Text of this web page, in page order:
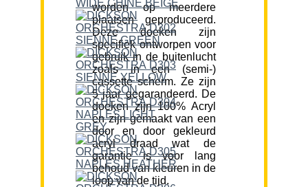
worden op meerdere
plaatsen geproduceerd.
Deze doeken zijn
specifiek ontworpen voor
gebruik in de buitenlucht
zoals in een (semi-)
cassette scherm. Ze zijn
5 jaar gegarandeerd. De
doeken zijn 100% Acryl
en zijn gemaakt van een
door en door gekleurd
acryl draad wat de
garantie is voor lang
behoud van kleuren in de
loop van de tijd.